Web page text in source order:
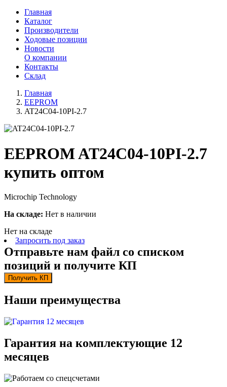
Главная
Каталог
Производители
Ходовые позиции
Новости
О компании
Контакты
Склад
Главная
EEPROM
AT24C04-10PI-2.7
EEPROM AT24C04-10PI-2.7
купить оптом
Microchip Technology
На складе: Нет в наличии
Нет на складе
Запросить под заказ
Отправьте нам файл со списком
позиций и получите КП
Получить КП
Наши преимущества
Гарантия на комплектующие 12
месяцев